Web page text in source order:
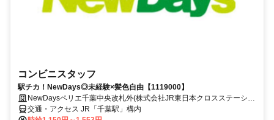
コンビニスタッフ
駅チカ！NewDays◎未経験×髪色自由【1119000】
NewDaysペリエ千葉中央改札外(株式会社JR東日本クロスステーショ
ン)【1119000】
交通・アクセス JR「千葉駅」構内